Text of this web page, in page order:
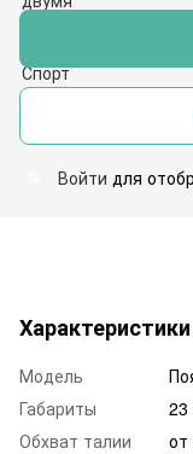
Войти для
Характеристики
Модель
Габариты
23
Обхват талии
от